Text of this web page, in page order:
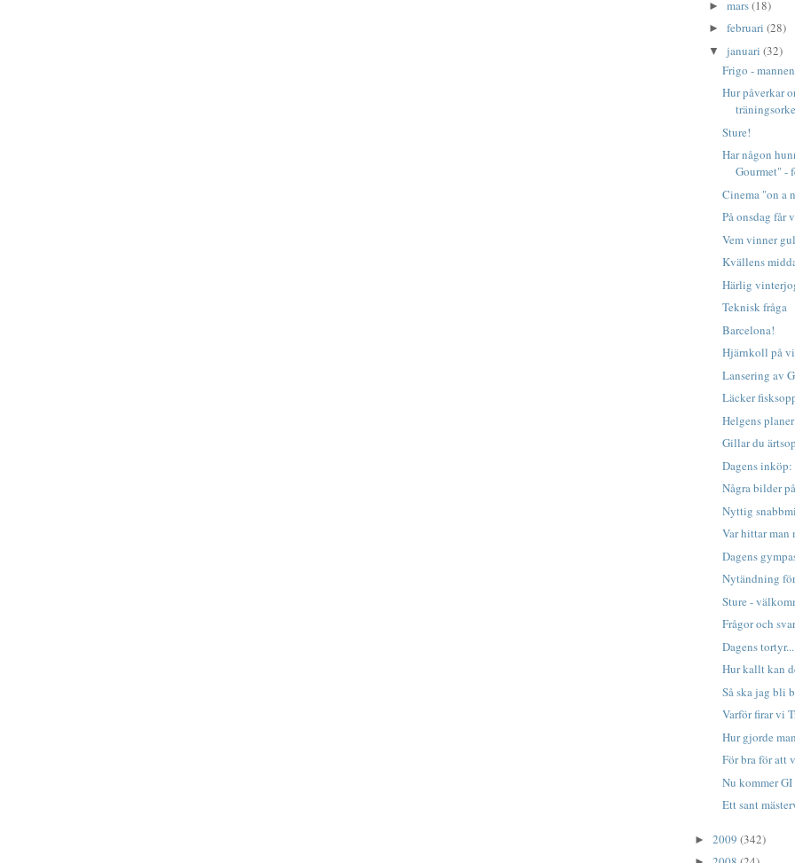
► mars(18)
► februari (28)
▼ januari (32)
Frigo -
Hur påverkar
Sture!
Har någon
Gourmet" -
Cinema "on a
På onsdag
Vem vinner
Kvällens
Härlig
Teknisk fråga
Barcelona!
Hjärnkoll på
Lansering av
Läcker
Helgens planer
Gillar du
Dagens
Några bilder
Nyttig
Var hittar
Dagens
Nytändning
Sture -
Frågor och
Dagens tortyr...
Hur kallt kan
Så ska jag bli
Varför firar vi
Hur gjorde
För bra för att
Nu kommer
Ett sant
► 2009 (342)